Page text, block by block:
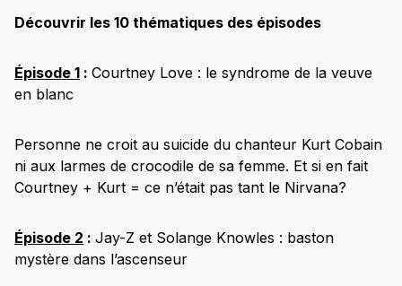
Découvrir les 10 thématiques des épisodes
Épisode 1 : Courtney Love : le syndrome de la veuve
en blanc
Personne ne croit au suicide du chanteur Kurt Cobain
ni aux larmes de crocodile de sa femme. Et si en fait
Courtney + Kurt = ce n’était pas tant le Nirvana?
Épisode 2 : Jay-Z et Solange Knowles : baston
mystère dans l’ascenseur